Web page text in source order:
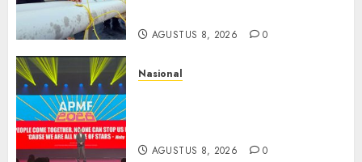
AGUSTUS 8, 2026 0
Nasional
AGUSTUS 8, 2026 0